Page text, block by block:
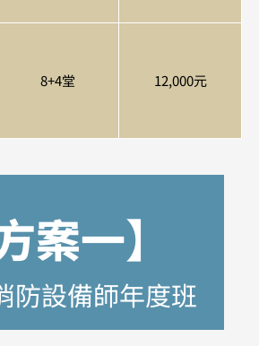
8+4堂 12,000元
案一】
防設備師年度班